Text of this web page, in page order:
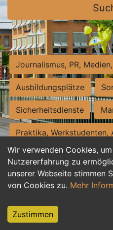
Wir verwenden Cookies,
Nutzererfahrung zu
unserer Webseite stimmen
von Cookies zu. Mehr
Zustimmen
Journalismus, PR,
Ausbildungsplätze
Sicherheitsdienste
Praktika, Werkstudenten,
Personalwesen
Hilfskräfte, Aushilfs- und
Weiterbildung, Studium,